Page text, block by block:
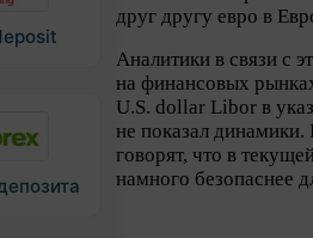
друг другу евро в
Аналитики в связи с
на финансовых
U.S. dollar Libor в
не показал
говорят, что в
намного безопаснее